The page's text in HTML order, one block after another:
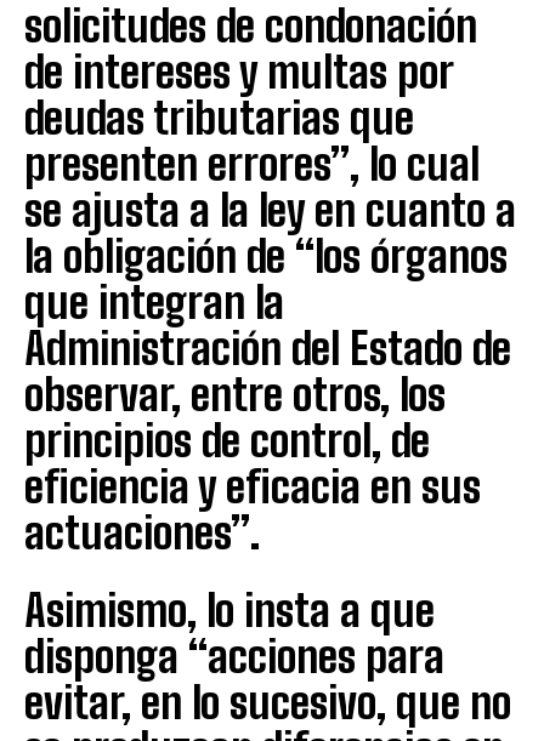
solicitudes de condonación
de intereses y multas por
deudas tributarias que
presenten errores”, lo cual
se ajusta a la ley en cuanto a
la obligación de “los órganos
que integran la
Administración del Estado de
observar, entre otros, los
principios de control, de
eficiencia y eficacia en sus
actuaciones”.
Asimismo, lo insta a que
disponga “acciones para
evitar, en lo sucesivo, que no